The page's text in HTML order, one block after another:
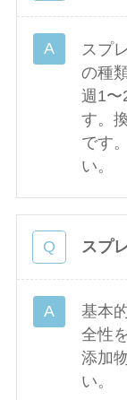
スプ
の種
週1〜
す。
です
い。
スプ
基本
全性
添加
い。